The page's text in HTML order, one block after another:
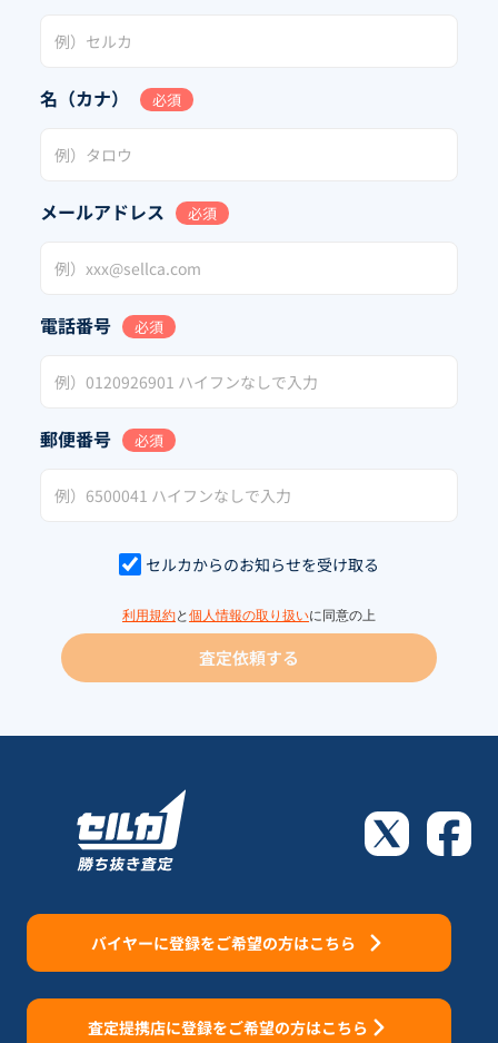
名（カナ） 必須
メールアドレス 必須
電話番号 必須
郵便番号 必須
セルカからのお知らせを受け取る
利用規約と 個人情報の取り扱いに同意の上
査定依頼する
バイヤーに登録をご希望の方はこちら
査定提携店に登録をご希望の方はこちら